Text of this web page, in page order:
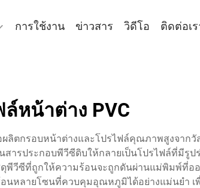
การใช้งาน ข่าวสาร วิดีโอ ติดต่อเร
ล์หน้าต่าง PVC
ตกรอบหน้าต่างและโปรไฟล์คุณภาพสูงจากวั
ารประกอบพีวีซีดิบให้กลายเป็นโปรไฟล์ที่มีรู
พีวีซีที่ถูกให้ความร้อนจะถูกดันผ่านแม่พิมพ์ที่อ
หลายโซนที่ควบคุมอุณหภูมิได้อย่างแม่นยำ เ